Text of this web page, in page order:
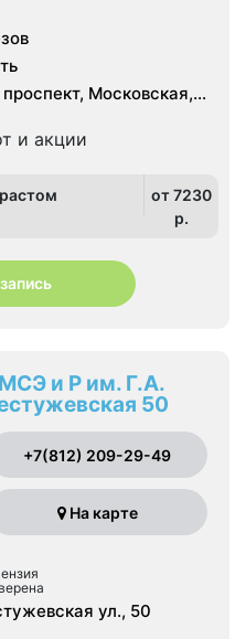
Московская,
и акции
от 7230
p.
и Р им. Г.А.
50
+7(812) 209-29-49
На карте
ул., 50